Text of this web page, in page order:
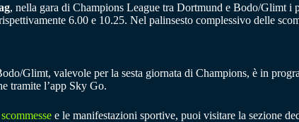
, nella gara di Champions League tra Dortmund e Bodo/Glimt i
6.00 e 10.25. Nel palinsesto complessivo delle
Glimt, valevole per la sesta giornata di Champions, è in
tramite l’app Sky Go.
e le manifestazioni sportive, puoi visitare la sezione